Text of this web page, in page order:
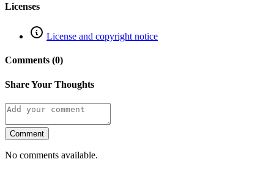
Licenses
License and copyright notice
Comments (0)
Share Your Thoughts
Comment
No comments available.